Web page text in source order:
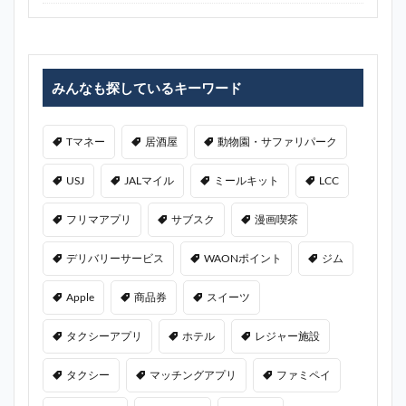
みんなも探しているキーワード
Tマネー 居酒屋 動物園・サファリパーク
USJ JALマイル ミールキット LCC
フリマアプリ サブスク 漫画喫茶
デリバリーサービス WAONポイント ジム
Apple 商品券 スイーツ
タクシーアプリ ホテル レジャー施設
タクシー マッチングアプリ ファミペイ